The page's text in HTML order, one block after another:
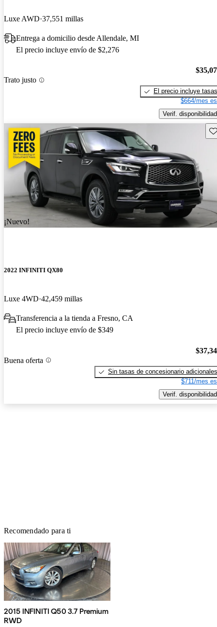
Luxe AWD 37,551 millas
Entrega a domicilio desde Allendale, MI
El precio incluye envío de $2,276
Trato justo
El precio incluye tasas
$664/mes
Verif. disponibilidad
¡Nuevo!
2022 INFINITI QX80
Luxe 4WD 42,459 millas
Transferencia a la tienda a Fresno, CA
El precio incluye envío de $349
Buena oferta
Sin tasas de concesionario adicionales
$711/mes
Verif. disponibilidad
Recomendado para ti
2015 INFINITI Q50 3.7 Premium
RWD